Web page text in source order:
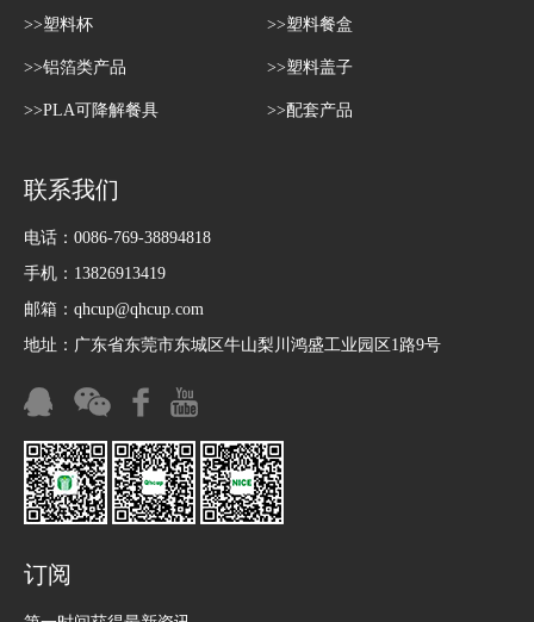
>>塑料杯 >>塑料餐盒
>>铝箔类产品 >>塑料盖子
>>PLA可降解餐具 >>配套产品
联系我们
电话：0086-769-38894818
手机：13826913419
邮箱：qhcup@qhcup.com
地址：广东省东莞市东城区牛山梨川鸿盛工业园区1路9号
订阅